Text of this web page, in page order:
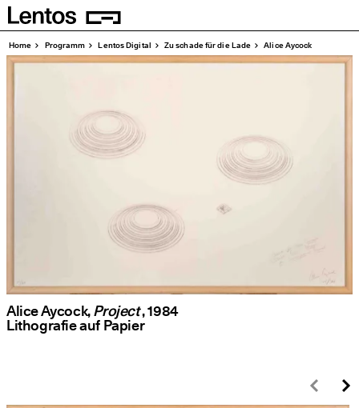
Homepage
Seiten
Home Pro­gramm Lentos Digi­tal Zu scha­de für die Lade Ali­ce Aycock
Alice Aycock,Project, 1984
Litho­gra­fie auf Papier